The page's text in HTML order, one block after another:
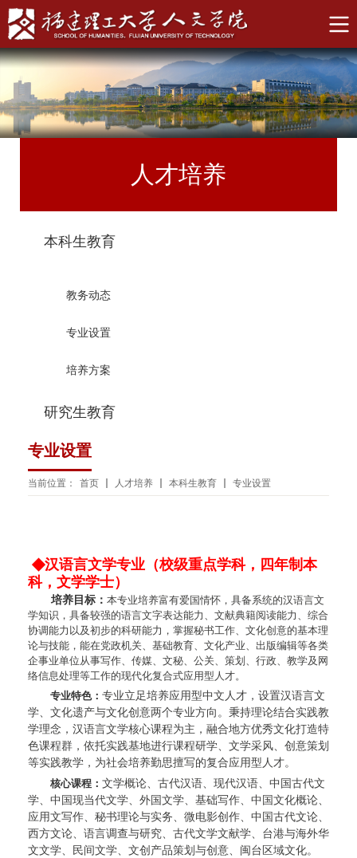
人才培养
本科生教育
教务动态
专业设置
培养方案
研究生教育
专业设置
当前位置： 首页 人才培养 本科生教育 专业设置
◆汉语言文学专业 （校级重点学科，四年制本
科，文学学士）
培养目标： 本专业培养富有爱国情怀，具备系统的汉语言文
学知识，具备较强的语言文字表达能力、文献典籍阅读能力、综合
协调能力以及初步的科研能力，掌握秘书工作、文化创意的基本理
论与技能，能在党政机关、基础教育、文化产业、出版编辑等各类
企事业单位从事写作、传媒、文秘、公关、策划、行政、教学及网
络信息处理等工作的现代化复合式应用型人才。
专业特色： 专业立足培养应用型中文人才，设置汉语言文
学、文化遗产与文化创意两个专业方向。秉持理论结合实践教
学理念，汉语言文学核心课程为主，融合地方优秀文化打造特
色课程群，依托实践基地进行课程研学、文学采风、创意策划
等实践教学，为社会培养勤思擅写的复合应用型人才。
核心课程： 文学概论、古代汉语、现代汉语、中国古代文
学、中国现当代文学、外国文学、基础写作、中国文化概论、
应用文写作、秘书理论与实务、微电影创作、中国古代文论、
西方文论、语言调查与研究、古代文学文献学、台港与海外华
文文学、民间文学、文创产品策划与创意、闽台区域文化。